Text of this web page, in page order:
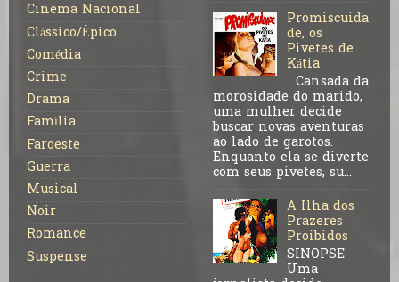
Cinema Nacional
Clássico/Épico
Comédia
Crime
Drama
Família
Faroeste
Guerra
Musical
Noir
Romance
Suspense
Promiscuida
de, os
Pivetes de
Kátia
Cansada da
morosidade do marido,
uma mulher decide
buscar novas aventuras
ao lado de garotos.
Enquanto ela se diverte
com seus pivetes, su...
A Ilha dos
Prazeres
Proibidos
SINOPSE
Uma